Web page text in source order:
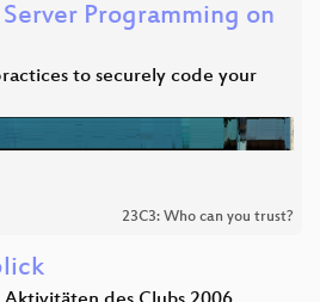
Programming on
to securely code your
23C3: Who can you trust?